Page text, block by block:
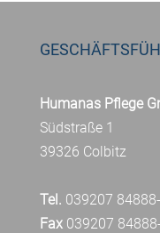
Humanas Pflege
Südstraße 1
39326 Colbitz
Tel. 039207
Fax039207